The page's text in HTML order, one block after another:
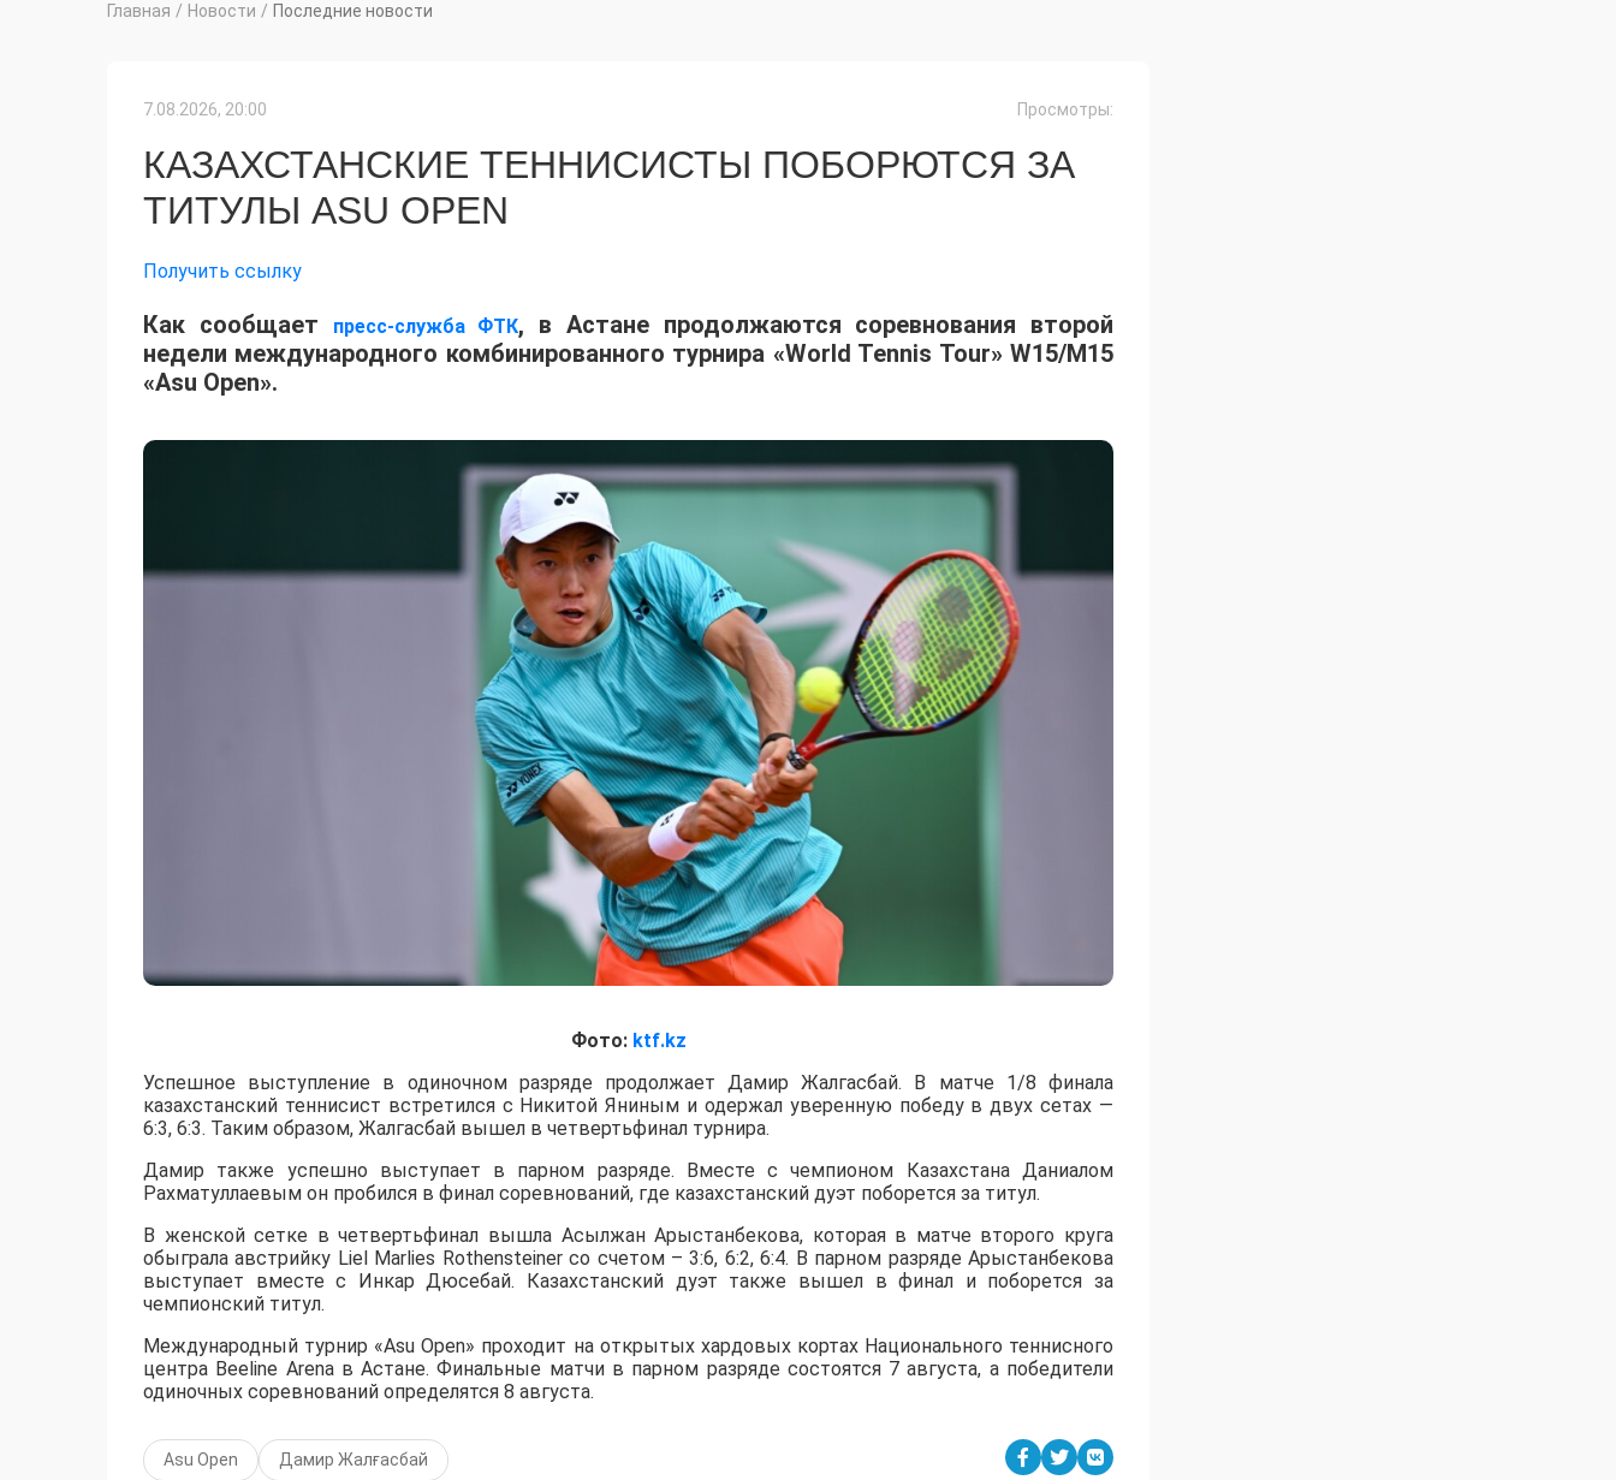
Главная / Новости / Последние новости
7.08.2026, 20:00 Просмотры:
КАЗАХСТАНСКИЕ ТЕННИСИСТЫ ПОБОРЮТСЯ ЗА
ТИТУЛЫ ASU OPEN
Получить ссылку
Как сообщает пресс-служба ФТК, в Астане продолжаются соревнования второй
недели международного комбинированного турнира «World Tennis Tour» W15/M15
«Asu Open».
Фото: ktf.kz
Успешное выступление в одиночном разряде продолжает Дамир Жалгасбай. В матче 1/8 финала
казахстанский теннисист встретился с Никитой Яниным и одержал уверенную победу в двух сетах —
6:3, 6:3. Таким образом, Жалгасбай вышел в четвертьфинал турнира.
Дамир также успешно выступает в парном разряде. Вместе с чемпионом Казахстана Даниалом
Рахматуллаевым он пробился в финал соревнований, где казахстанский дуэт поборется за титул.
В женской сетке в четвертьфинал вышла Асылжан Арыстанбекова, которая в матче второго круга
обыграла австрийку Liel Marlies Rothensteiner со счетом – 3:6, 6:2, 6:4. В парном разряде Арыстанбекова
выступает вместе с Инкар Дюсебай. Казахстанский дуэт также вышел в финал и поборется за
чемпионский титул.
Международный турнир «Asu Open» проходит на открытых хардовых кортах Национального теннисного
центра Beeline Arena в Астане. Финальные матчи в парном разряде состоятся 7 августа, а победители
одиночных соревнований определятся 8 августа.
Asu Open Дамир Жалғасбай